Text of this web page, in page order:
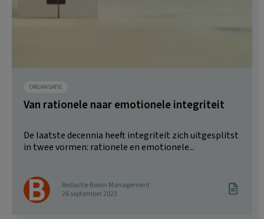
ORGANISATIE
Van rationele naar emotionele integriteit
De laatste decennia heeft integriteit zich uitgesplitst
in twee vormen: rationele en emotionele...
Redactie Boom Management
26 september 2023